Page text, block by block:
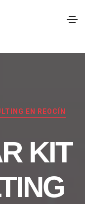
EN REOCÍN
KIT